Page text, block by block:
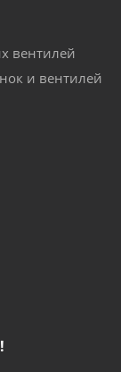
вентилей
и вентилей